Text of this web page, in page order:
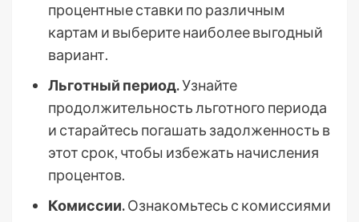
процентные ставки по различным
картам и выберите наиболее выгодный
вариант.
Льготный период.Узнайте
продолжительность льготного периода
и старайтесь погашать задолженность в
этот срок, чтобы избежать начисления
процентов.
Комиссии.Ознакомьтесь с комиссиями